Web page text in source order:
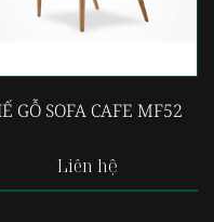
GỖ SOFA CAFE MF52
Liên hệ